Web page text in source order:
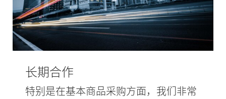
长期合作
特别是在基本商品采购方面，我们非常